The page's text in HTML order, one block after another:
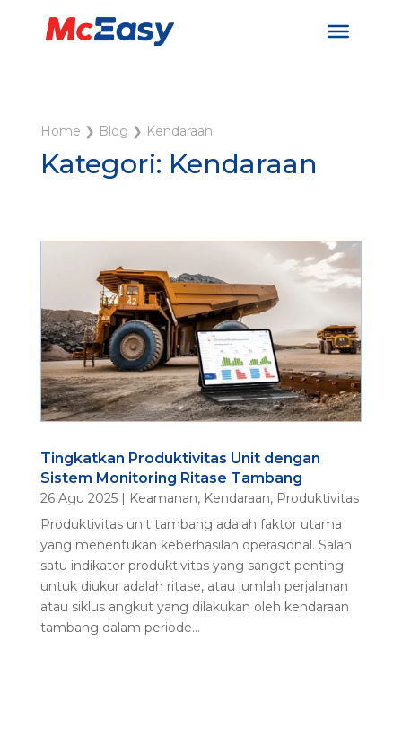
Home ❯ Blog ❯ Kendaraan
Kategori: Kendaraan
Tingkatkan Produktivitas Unit dengan
Sistem Monitoring Ritase Tambang
26 Agu 2025| Keamanan, Kendaraan, Produktivitas
Produktivitas unit tambang adalah faktor utama
yang menentukan keberhasilan operasional. Salah
satu indikator produktivitas yang sangat penting
untuk diukur adalah ritase, atau jumlah perjalanan
atau siklus angkut yang dilakukan oleh kendaraan
tambang dalam periode...